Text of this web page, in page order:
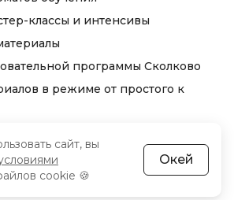
классы и интенсивы
программы Сколково
в режиме от простого к
определенные курсы
которые испытывают проблемы
сайт, вы
cookie 🍪
Окей